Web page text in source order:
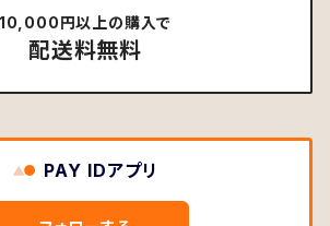
10,000円以上の購入で
配送料無料
PAY IDアプリ